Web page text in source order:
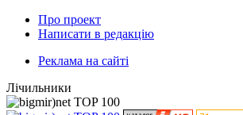
Про проект
Написати в редакцію
Реклама на сайті
Лічильники